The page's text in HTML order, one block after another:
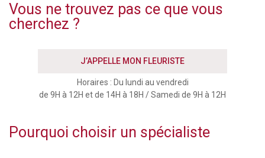
Vous ne trouvez pas ce que vous
cherchez ?
J’APPELLE MON FLEURISTE
Horaires : Du lundi au vendredi
de 9H à 12H et de 14H à 18H / Samedi de 9H à 12H
Pourquoi choisir un spécialiste